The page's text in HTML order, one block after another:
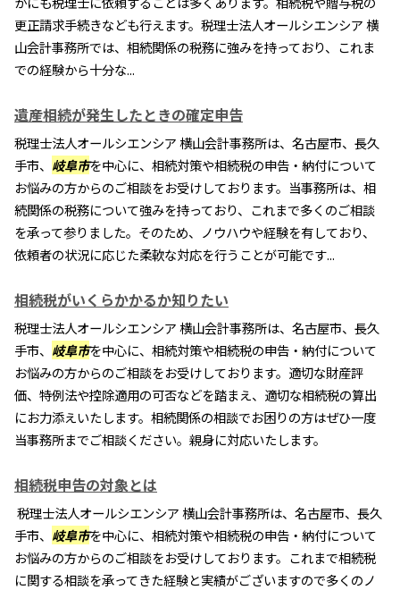
更正請求手続きなども行えます。税理士法人オールシエンシア 横
山会計事務所では、相続関係の税務に強みを持っており、これま
での経験から十分な...
遺産相続が発生したときの確定申告
税理士法人オールシエンシア 横山会計事務所は、名古屋市、長久
手市、 岐阜市を中心に、相続対策や相続税の申告・納付について
お悩みの方からのご相談をお受けしております。当事務所は、相
続関係の税務について強みを持っており、これまで多くのご相談
を承って参りました。そのため、ノウハウや経験を有しており、
依頼者の状況に応じた柔軟な対応を行うことが可能です...
相続税がいくらかかるか知りたい
税理士法人オールシエンシア 横山会計事務所は、名古屋市、長久
手市、 岐阜市を中心に、相続対策や相続税の申告・納付について
お悩みの方からのご相談をお受けしております。適切な財産評
価、特例法や控除適用の可否などを踏まえ、適切な相続税の算出
にお力添えいたします。相続関係の相談でお困りの方はぜひ一度
当事務所までご相談ください。親身に対応いたします。
相続税申告の対象とは
税理士法人オールシエンシア 横山会計事務所は、名古屋市、長久
手市、 岐阜市を中心に、相続対策や相続税の申告・納付について
お悩みの方からのご相談をお受けしております。これまで相続税
に関する相談を承ってきた経験と実績がございますので多くのノ